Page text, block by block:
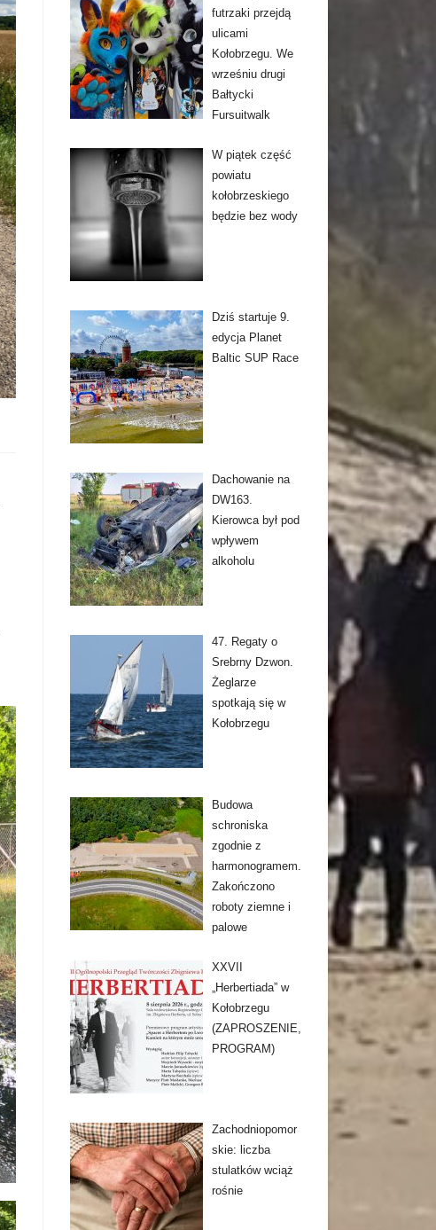
futrzaki przejdą
ulicami
Kołobrzegu. We
wrześniu drugi
Bałtycki
Fursuitwalk
W piątek część
powiatu
kołobrzeskiego
będzie bez wody
Dziś startuje 9.
edycja Planet
Baltic SUP Race
Dachowanie na
DW163.
Kierowca był pod
wpływem
alkoholu
47. Regaty o
Srebrny Dzwon.
Żeglarze
spotkają się w
Kołobrzegu
Budowa
schroniska
zgodnie z
harmonogramem.
Zakończono
roboty ziemne i
palowe
XXVII
„Herbertiada” w
Kołobrzegu
(ZAPROSZENIE,
PROGRAM)
Zachodniopomor
skie: liczba
stulatków wciąż
rośnie